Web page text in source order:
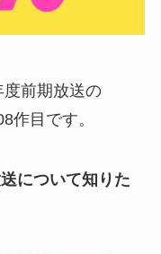
前期放送の
作目です。
について知りた